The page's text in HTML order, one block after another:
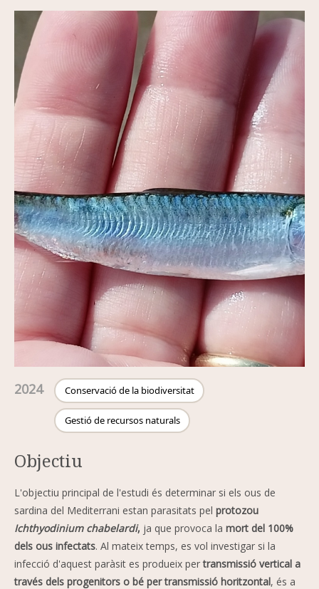
2024 Conservació de la biodiversitat
Gestió de recursos naturals
Objectiu
L'objectiu principal de l'estudi és determinar si els ous de
sardina del Mediterrani estan parasitats pel protozou
Ichthyodinium chabelardi, ja que provoca la mort del 100%
dels ous infectats. Al mateix temps, es vol investigar si la
infecció d'aquest paràsit es produeix pertransmissió vertical a
través dels progenitors o bé per transmissió horitzontal, és a